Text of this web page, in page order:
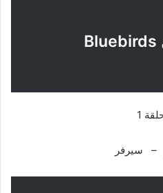
حلقات مسلسل Bluebirds
1
– سيرفر